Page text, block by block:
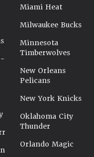
Miami Heat
Milwaukee Bucks
Minnesota
Timberwolves
New Orleans
Pelicans
New York Knicks
Oklahoma City
Thunder
Orlando Magic